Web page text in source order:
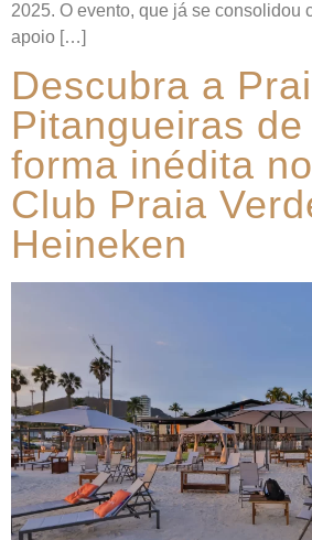
2025. O evento, que já se consolidou
apoio […]
Descubra a
Pitangueiras
forma inédita
Club Praia
Heineken